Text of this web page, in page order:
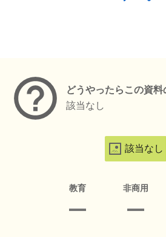
どうやったらこの資料
該当なし
該当なし
教育 非商用